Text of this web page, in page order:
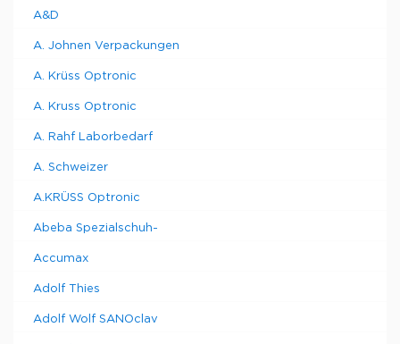
A&D
A. Johnen Verpackungen
A. Krüss Optronic
A. Kruss Optronic
A. Rahf Laborbedarf
A. Schweizer
A.KRÜSS Optronic
Abeba Spezialschuh-
Accumax
Adolf Thies
Adolf Wolf SANOclav